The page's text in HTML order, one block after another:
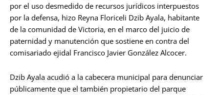
por el uso desmedido de recursos jurídicos interpuestos
por la defensa, hizo Reyna Floriceli Dzib Ayala, habitante
de la comunidad de Victoria, en el marco del juicio de
paternidad y manutención que sostiene en contra del
comisariado ejidal Francisco Javier González Alcocer.
Dzib Ayala acudió a la cabecera municipal para denunciar
públicamente que el también propietario del parque